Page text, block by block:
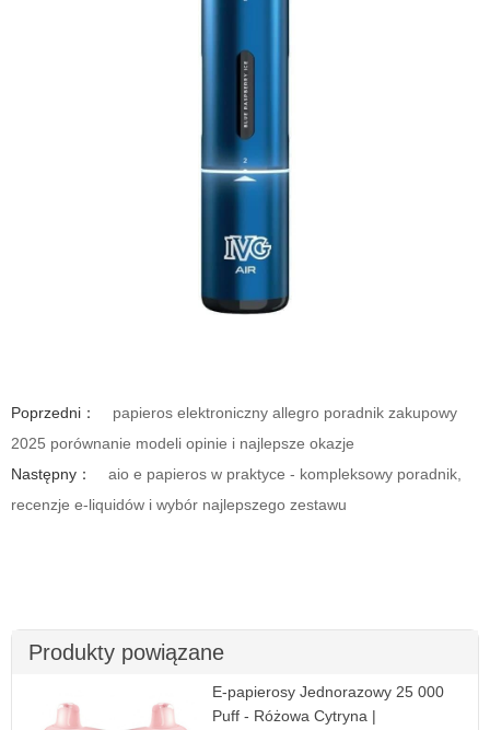
Poprzedni：
papieros elektroniczny allegro poradnik zakupowy
2025 porównanie modeli opinie i najlepsze okazje
Następny：
aio e papieros w praktyce - kompleksowy poradnik,
recenzje e-liquidów i wybór najlepszego zestawu
Produkty powiązane
E-papierosy Jednorazowy 25 000
Puff - Różowa Cytryna |